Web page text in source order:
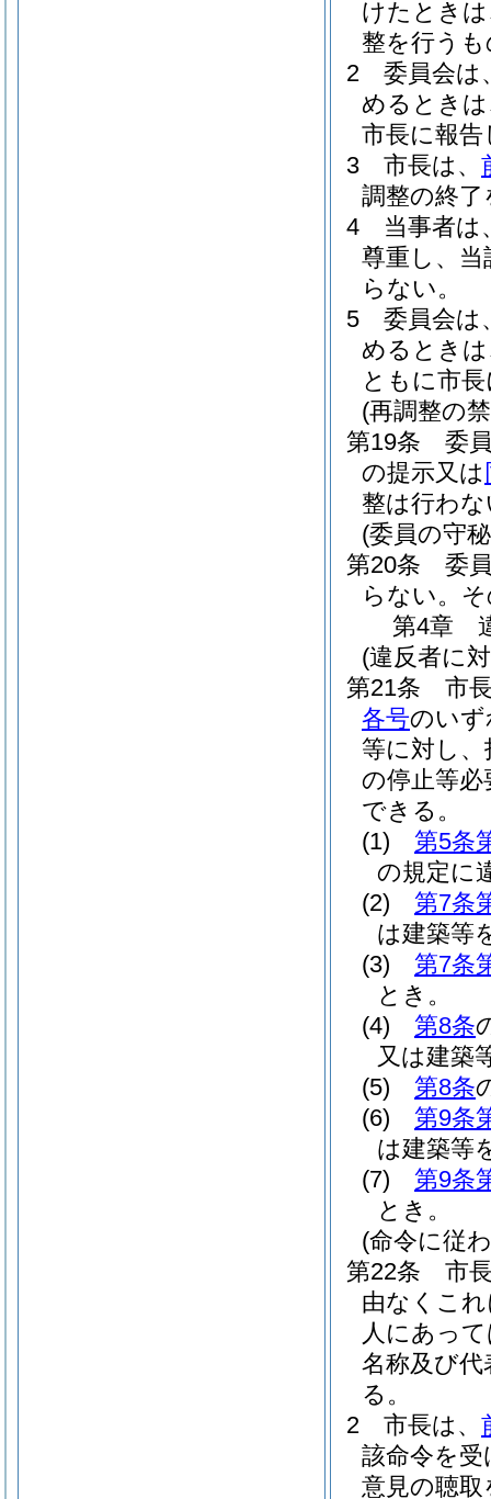
けたとき
整を行う
2
委員会は
めるとき
市長に報
3
市長は、
調整の終
4
当事者は
尊重し、
らない。
5
委員会は
めるとき
ともに市
(再調整の
第19条
委
の提示又は
整は行わ
(委員の守
第20条
委
らない。
第4章
(違反者に
第21条
市
各号のいず
等に対し
の停止等
できる。
(1)
第5条
の規定に
(2)
第7条
は建築等
(3)
第7条
とき。
(4)
第8条
又は建築
(5)
第8条
(6)
第9条
は建築等
(7)
第9条
とき。
(命令に従
第22条
市
由なくこ
人にあっ
名称及び代
る。
2
市長は、
該命令を
意見の聴